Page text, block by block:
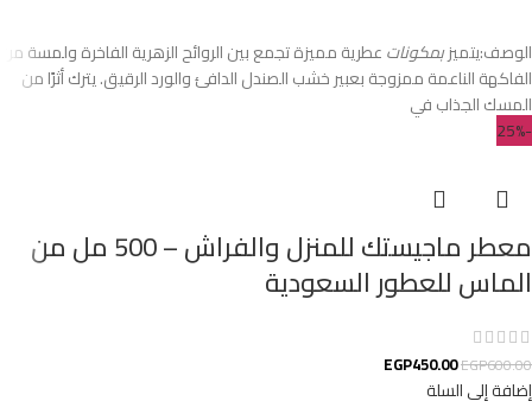
الوصف:يتميزبمكوناتعطرية مميزة تجمع بين الروائح الزهرية الفاخرة ولمسة من
الفاكهة الناعمة ممزوجة بعبير خشب الصندل الدافئ والورد الرقيق. يترك أثرًا من
المسك الجذاب في
-25%
معطر ماجيستك للمنزل والفراش – 500 مل من
الماس للعطور السعودية
EGP600.00
EGP450.00
إضافة إلى السلة